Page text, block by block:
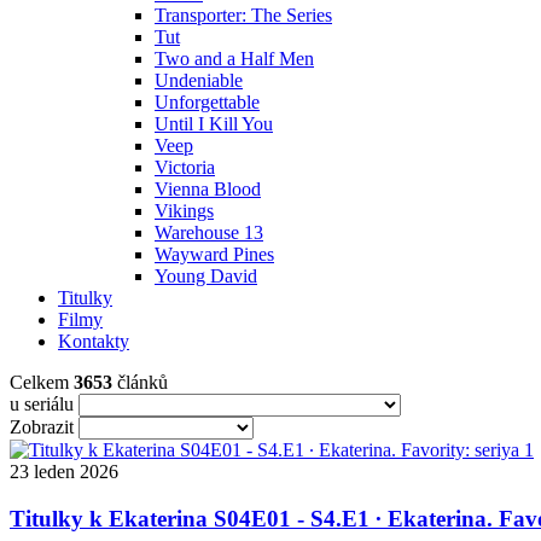
Transporter: The Series
Tut
Two and a Half Men
Undeniable
Unforgettable
Until I Kill You
Veep
Victoria
Vienna Blood
Vikings
Warehouse 13
Wayward Pines
Young David
Titulky
Filmy
Kontakty
Celkem 3653 článků
u seriálu
Zobrazit
23 leden 2026
Titulky k Ekaterina S04E01 - S4.E1 ∙ Ekaterina.